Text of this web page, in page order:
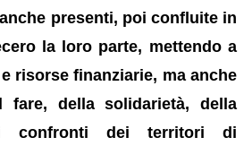
presenti, poi confluite in
la loro parte, mettendo a
risorse finanziarie, ma anche
fare, della solidarietà, della
confronti dei territori di